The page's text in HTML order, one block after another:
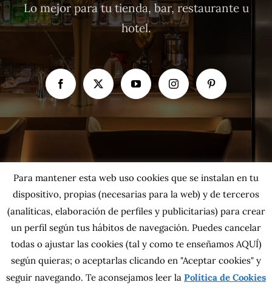
Lo mejor para tu tienda, bar, restaurante u
hotel.
Copyright 2026 MahatsHerri La Calidad del Norte S.L. | Todos los
derechos reservados.
Para mantener esta web uso cookies que se instalan en tu
dispositivo, propias (necesarias para la web) y de terceros
(analíticas, elaboración de perfiles y publicitarias) para crear
un perfil según tus hábitos de navegación. Puedes cancelar
todas o ajustar las cookies(tal y como te enseñamos AQUÍ)
según quieras; o aceptarlas clicando en "Aceptar cookies" y
seguir navegando. Te aconsejamos leer la Política de Cookies